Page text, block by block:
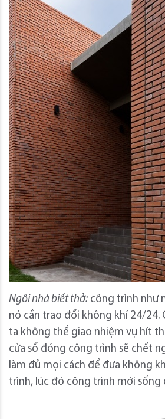
Ngôi nhà biết thở: công trình như
nó cần trao đổi không khí 24/24.
ta không thể giao nhiệm vụ hít
cửa sổ đóng công trình sẽ chết
làm đủ mọi cách để đưa không
trình, lúc đó công trình mới sống